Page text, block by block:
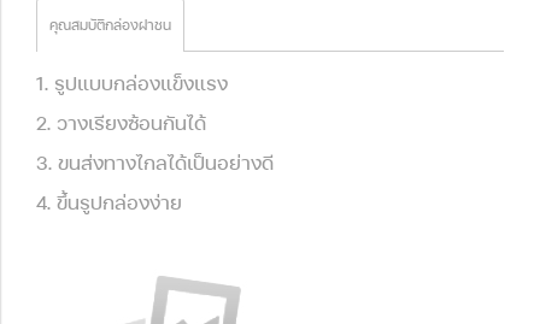
คุณสมบัติกล่องฝาชน
1. รูปแบบกล่องแข็งแรง
2. วางเรียงซ้อนกันได้
3. ขนส่งทางไกลได้เป็นอย่างดี
4. ขึ้นรูปกล่องง่าย